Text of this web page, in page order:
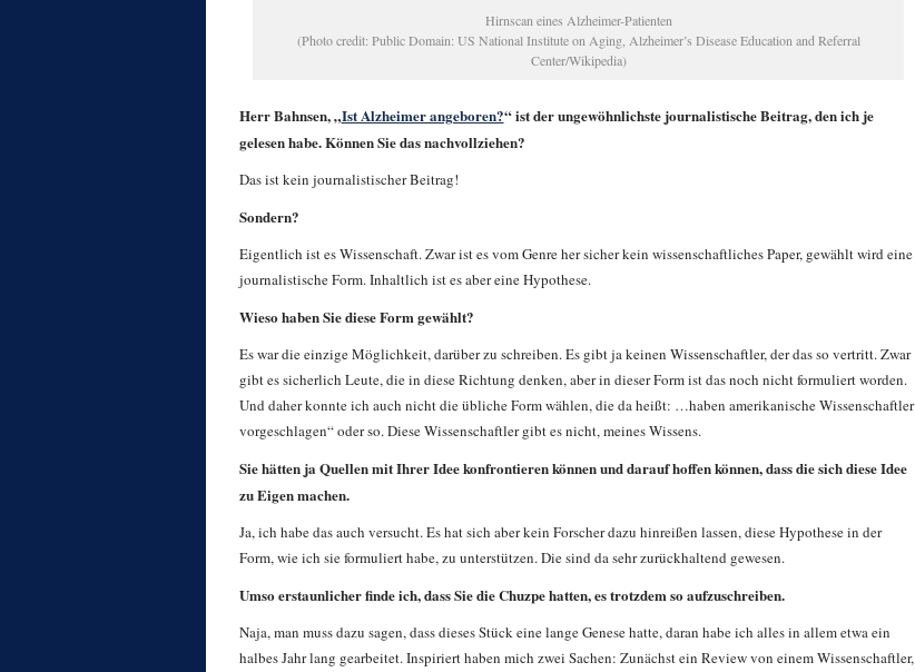
Hirnscan eines Alzheimer-Patienten
(Photo credit: Public Domain: US National Institute on Aging, Alzheimer’s Disease Education and Referral
Center/Wikipedia)
Herr Bahnsen, „Ist Alzheimer angeboren?“ ist der ungewöhnlichste journalistische Beitrag, den ich je
gelesen habe. Können Sie das nachvollziehen?
Das ist kein journalistischer Beitrag!
Sondern?
Eigentlich ist es Wissenschaft. Zwar ist es vom Genre her sicher kein wissenschaftliches Paper, gewählt wird eine
journalistische Form. Inhaltlich ist es aber eine Hypothese.
Wieso haben Sie diese Form gewählt?
Es war die einzige Möglichkeit, darüber zu schreiben. Es gibt ja keinen Wissenschaftler, der das so vertritt. Zwar
gibt es sicherlich Leute, die in diese Richtung denken, aber in dieser Form ist das noch nicht formuliert worden.
Und daher konnte ich auch nicht die übliche Form wählen, die da heißt: …haben amerikanische Wissenschaftler
vorgeschlagen“ oder so. Diese Wissenschaftler gibt es nicht, meines Wissens.
Sie hätten ja Quellen mit Ihrer Idee konfrontieren können und darauf hoffen können, dass die sich diese Idee
zu Eigen machen.
Ja, ich habe das auch versucht. Es hat sich aber kein Forscher dazu hinreißen lassen, diese Hypothese in der
Form, wie ich sie formuliert habe, zu unterstützen. Die sind da sehr zurückhaltend gewesen.
Umso erstaunlicher finde ich, dass Sie die Chuzpe hatten, es trotzdem so aufzuschreiben.
Naja, man muss dazu sagen, dass dieses Stück eine lange Genese hatte, daran habe ich alles in allem etwa ein
halbes Jahr lang gearbeitet. Inspiriert haben mich zwei Sachen: Zunächst ein Review von einem Wissenschaftler,